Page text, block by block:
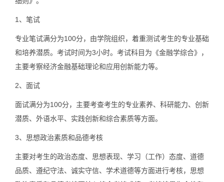
1、笔试
专业笔试满分为100分，由学院组织，着重测试考生的专业基础
和培养潜质。考试时间为3小时。考试科目为《金融学综合》，
主要考察经济金融基础理论和应用创新能力等。
2、面试
面试满分为100分，主要考查考生的专业素养、科研能力、创新
潜质、外语水平、实践创新和综合素质等方面。
3、思想政治素质和品德考核
主要对考生的政治态度、思想表现、学习（工作）态度、道德
品质、遵纪守法、诚实守信、学术道德等方面进行考核，思想